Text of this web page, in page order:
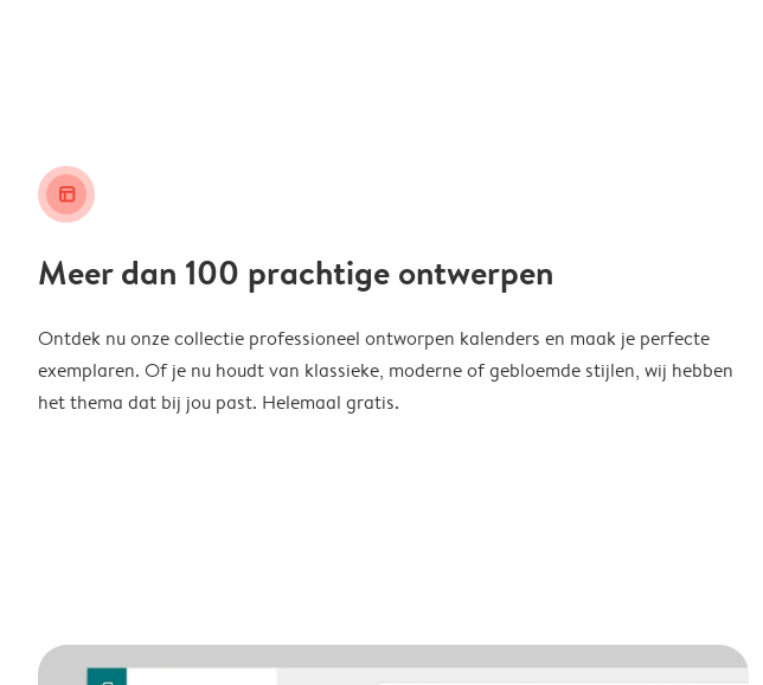
layout_alt
Meer dan 100 prachtige ontwerpen
Ontdek nu onze collectie professioneel ontworpen kalenders en maak je perfecte
exemplaren. Of je nu houdt van klassieke, moderne of gebloemde stijlen, wij hebben
het thema dat bij jou past. Helemaal gratis.